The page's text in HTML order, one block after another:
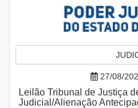
27/08/
Leilão Tribunal de Justiça
Judicial/Alienação